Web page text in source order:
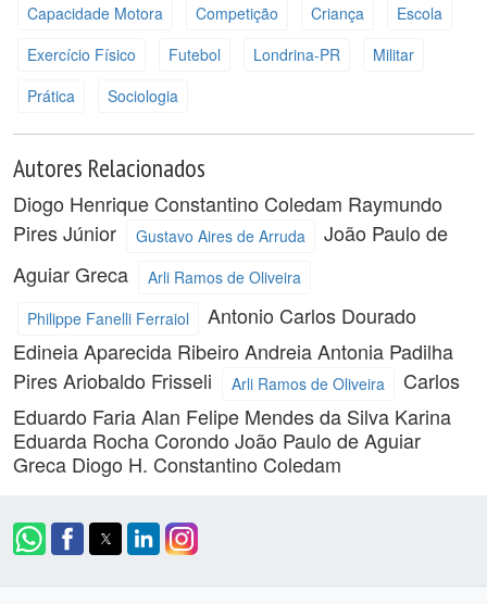
Capacidade Motora
Competição Criança
Escola
Exercício Físico
Futebol Londrina-PR
Militar
Prática
Sociologia
Autores Relacionados
Diogo Henrique Constantino Coledam Raymundo
Pires Júnior
Gustavo Aires de Arruda
João Paulo de
Aguiar Greca
Arli Ramos de Oliveira
Philippe Fanelli Ferraiol
Antonio Carlos Dourado
Edineia Aparecida Ribeiro Andreia Antonia Padilha
PiresAriobaldo Frisseli Arli Ramos de Oliveira
Carlos
Eduardo FariaAlan Felipe Mendes da Silva Karina
Eduarda Rocha Corondo João Paulo de Aguiar
Greca Diogo H. Constantino Coledam